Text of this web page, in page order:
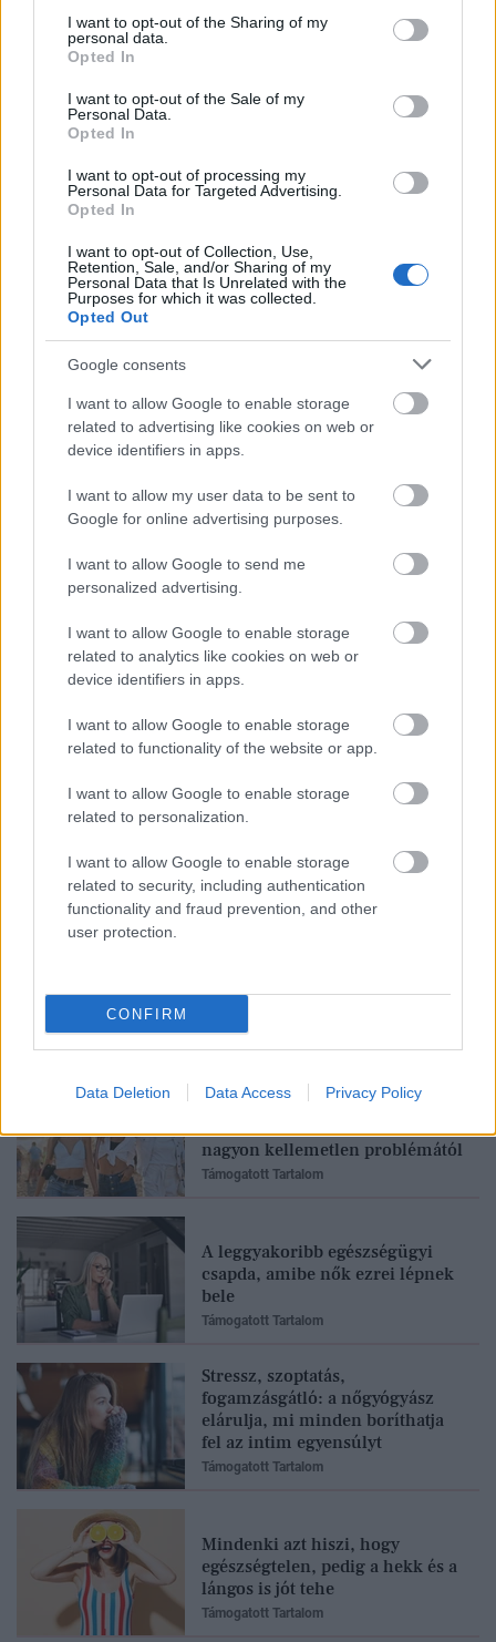
not limited to your visit or usage behaviour. You may click to
grant or deny consent to Google and its third-party tags to
use your data for below specified purposes in below Google
consent section.
I want to opt-out of the Sharing of my
personal data.
Opted In
I want to opt-out of the Sale of my
Personal Data.
Opted In
I want to opt-out of processing my
Personal Data for Targeted Advertising.
Opted In
I want to opt-out of Collection, Use,
Retention, Sale, and/or Sharing of my
Personal Data that Is Unrelated with the
Purposes for which it was collected.
Opted Out
Google consents
I want to allow Google to enable storage
related to advertising like cookies on web or
device identifiers in apps.
I want to allow my user data to be sent to
Google for online advertising purposes.
I want to allow Google to send me
personalized advertising.
I want to allow Google to enable storage
related to analytics like cookies on web or
device identifiers in apps.
I want to allow Google to enable storage
related to functionality of the website or app.
I want to allow Google to enable storage
related to personalization.
I want to allow Google to enable storage
related to security, including authentication
functionality and fraud prevention, and other
user protection.
CONFIRM
Data Deletion Data Access Privacy Policy
volt benne, olyan, mint bármelyik kortársa, és
valahogy szerintünk ez jól is áll neki. Neked mi a
keresőben könnyebben megtaláld a
glamour.hu cikkeit
SELENA GOMEZ JUSTIN BIEBER
Kövesd a Glamour cikkeit a
Fesztiválra készülsz? Ez a 3
nagyon kellemetlen problémától
Támogatott Tartalom
A leggyakoribb egészségügyi
csapda, amibe nők ezrei lépnek
bele
Támogatott Tartalom
Stressz, szoptatás,
fogamzásgátló: a nőgyógyász
elárulja, mi minden boríthatja
fel az intim egyensúlyt
Támogatott Tartalom
Mindenki azt hiszi, hogy
egészségtelen, pedig a hekk és a
lángos is jót tehe
Támogatott Tartalom